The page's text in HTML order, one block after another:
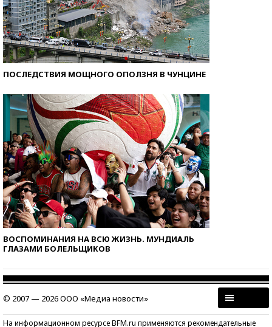
ПОСЛЕДСТВИЯ МОЩНОГО ОПОЛЗНЯ В ЧУНЦИНЕ
ВОСПОМИНАНИЯ НА ВСЮ ЖИЗНЬ. МУНДИАЛЬ
ГЛАЗАМИ БОЛЕЛЬЩИКОВ
© 2007 — 2026 ООО «Медиа новости»
На информационном ресурсе BFM.ru применяются рекомендательные